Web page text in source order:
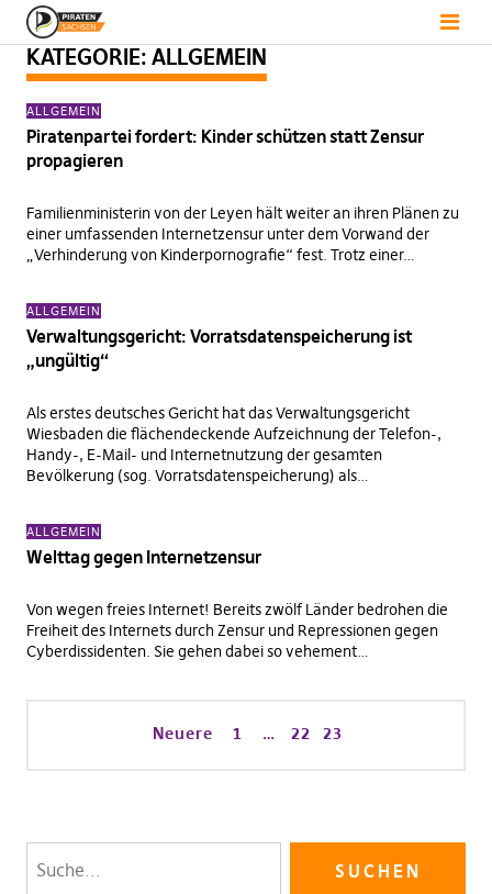
KATEGORIE: ALLGEMEIN
ALLGEMEIN
Piratenpartei fordert: Kinder schützen statt Zensur
propagieren
Familienministerin von der Leyen hält weiter an ihren Plänen zu
einer umfassenden Internetzensur unter dem Vorwand der
„Verhinderung von Kinderpornografie“ fest. Trotz einer…
ALLGEMEIN
Verwaltungsgericht: Vorratsdatenspeicherung ist
„ungültig“
Als erstes deutsches Gericht hat das Verwaltungsgericht
Wiesbaden die flächendeckende Aufzeichnung der Telefon-,
Handy-, E-Mail- und Internetnutzung der gesamten
Bevölkerung (sog. Vorratsdatenspeicherung) als…
ALLGEMEIN
Welttag gegen Internetzensur
Von wegen freies Internet! Bereits zwölf Länder bedrohen die
Freiheit des Internets durch Zensur und Repressionen gegen
Cyberdissidenten. Sie gehen dabei so vehement…
Neuere 1 … 22 23